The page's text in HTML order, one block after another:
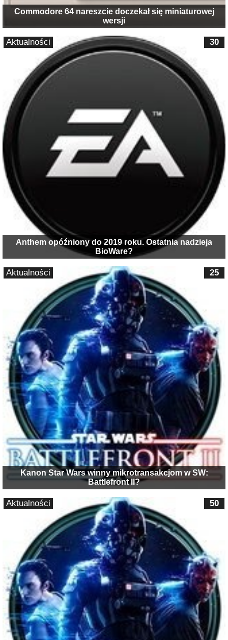
Commodore 64 nareszcie doczekał się miniaturowej
wersji
Anthem opóźniony do 2019 roku. Ostatnia nadzieja
BioWare?
30
Aktualności
Kanon Star Wars winny mikrotransakcjom w SW:
Battlefront II?
25
Aktualności
50
Aktualności